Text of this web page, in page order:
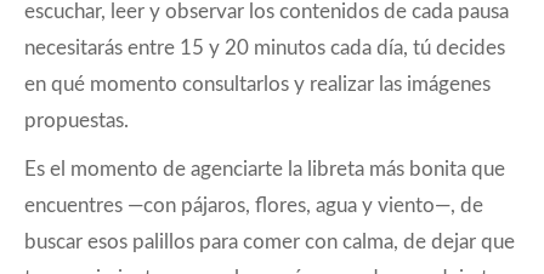
escuchar, leer y observar los contenidos de cada pausa
necesitarás entre 15 y 20 minutos cada día, tú decides
en qué momento consultarlos y realizar las imágenes
propuestas.
Es el momento de agenciarte la libreta más bonita que
encuentres —con pájaros, flores, agua y viento—, de
buscar esos palillos para comer con calma, de dejar que